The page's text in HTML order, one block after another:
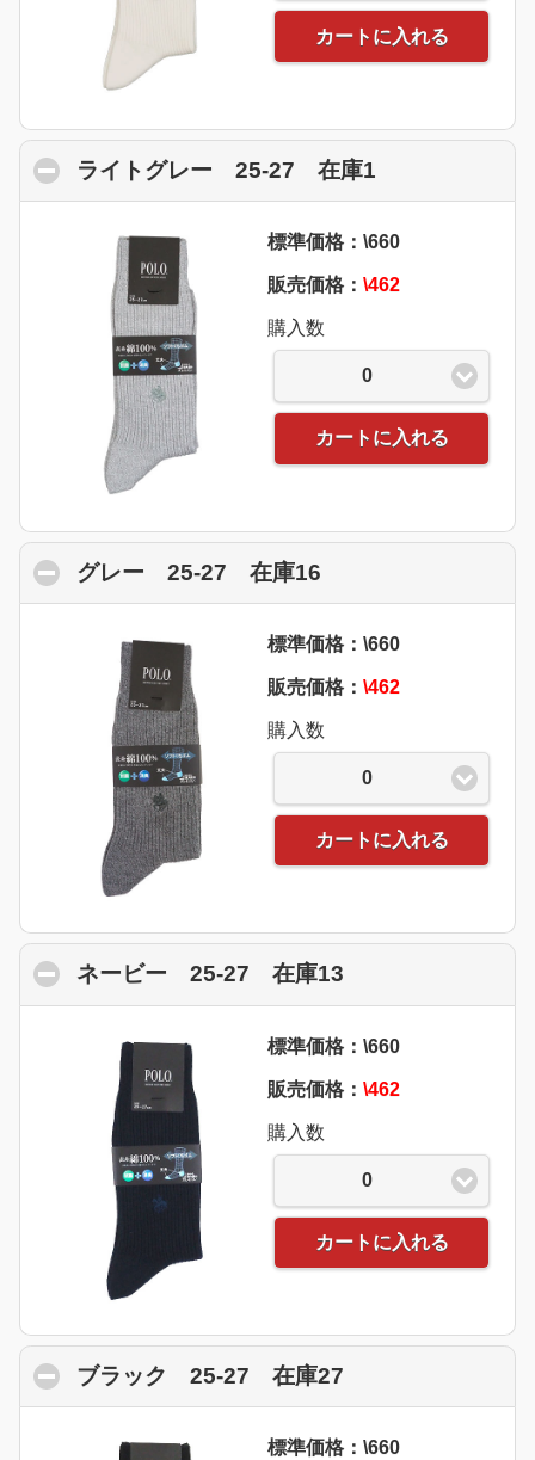
カートに入れる
ライトグレー 25-27 在庫1
標準価格：\660
販売価格： \462
購入数
0
カートに入れる
グレー 25-27 在庫16
標準価格：\660
販売価格： \462
購入数
0
カートに入れる
ネービー 25-27 在庫13
標準価格：\660
販売価格： \462
購入数
0
カートに入れる
ブラック 25-27 在庫27
標準価格：\660